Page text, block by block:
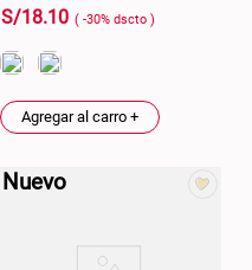
S/18.10 ( -30% dscto )
Agregar al carro +
Nuevo